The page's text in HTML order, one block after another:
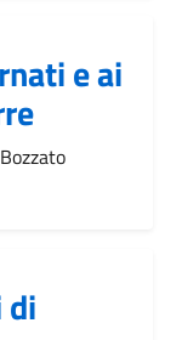
e ai
di